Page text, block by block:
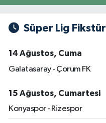
Süper Lig Fikstür
14 Ağustos, Cuma
Galatasaray - Çorum FK
15 Ağustos, Cumartesi
Konyaspor - Rizespor